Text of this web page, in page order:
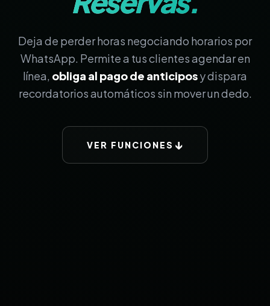
Deja de perder horas negociando horarios por
WhatsApp. Permite a tus clientes agendar en
línea, obliga al pago de anticiposy dispara
recordatorios automáticos sin mover un dedo.
VER FUNCIONES ↓